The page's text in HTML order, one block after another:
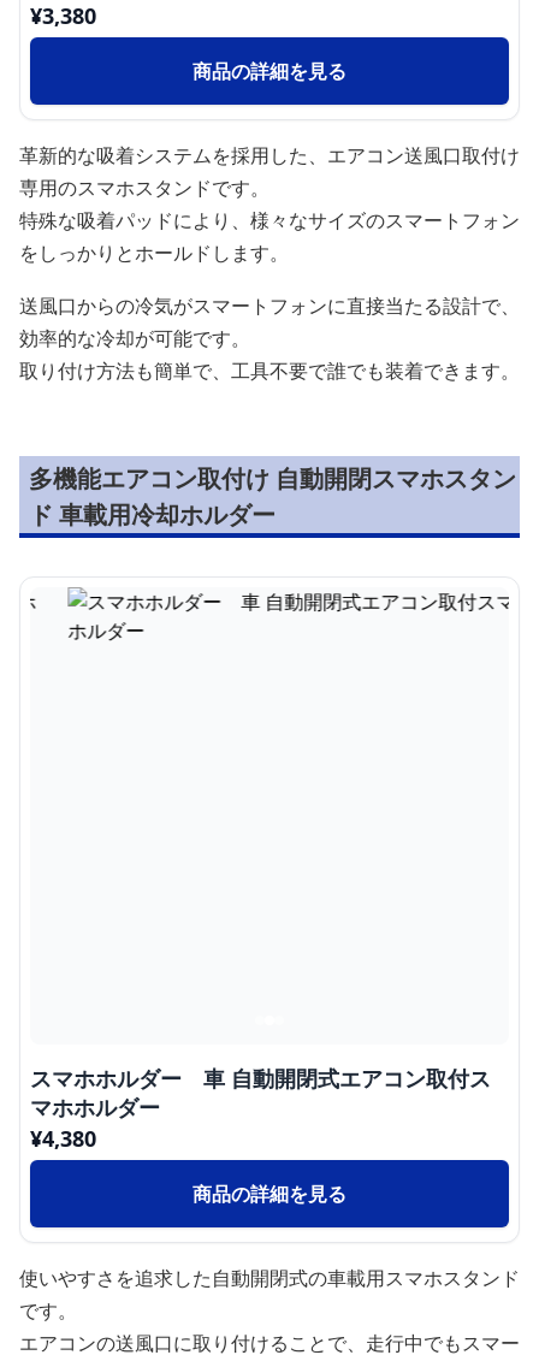
¥3,380
商品の詳細を見る
革新的な吸着システムを採用した、エアコン送風口取付け
専用のスマホスタンドです。
特殊な吸着パッドにより、様々なサイズのスマートフォン
をしっかりとホールドします。
送風口からの冷気がスマートフォンに直接当たる設計で、
効率的な冷却が可能です。
取り付け方法も簡単で、工具不要で誰でも装着できます。
多機能エアコン取付け 自動開閉スマホスタン
ド 車載用冷却ホルダー
スマホホルダー 車 自動開閉式エアコン取付ス
マホホルダー
¥4,380
商品の詳細を見る
使いやすさを追求した自動開閉式の車載用スマホスタンド
です。
エアコンの送風口に取り付けることで、走行中でもスマー